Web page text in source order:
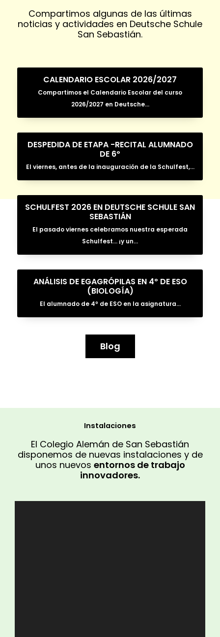
en alemán".Ainhoa Lete, Ingeniera
y Alumni DS.
Compartimos algunas de las últimas
noticias y actividades en Deutsche Schule
San Sebastián.
CALENDARIO ESCOLAR 2026/2027
Compartimos el Calendario Escolar del curso
2026/2027 en Deutsche...
DESPEDIDA DE ETAPA -RECITAL ALUMNADO
DE 6º
El viernes, antes de la inauguración de la Schulfest,...
SCHULFEST 2026 EN DEUTSCHE SCHULE SAN
SEBASTIÁN
El pasado viernes celebramos nuestra esperada
Schulfest… ¡y un...
ANÁLISIS DE EGAGRÓPILAS EN 4º DE ESO
(BIOLOGÍA)
El alumnado de 4º de ESO en la asignatura...
Blog
Instalaciones
El Colegio Alemán de San Sebastián
disponemos de nuevas instalaciones y de
unos nuevos entornos de trabajo
innovadores.